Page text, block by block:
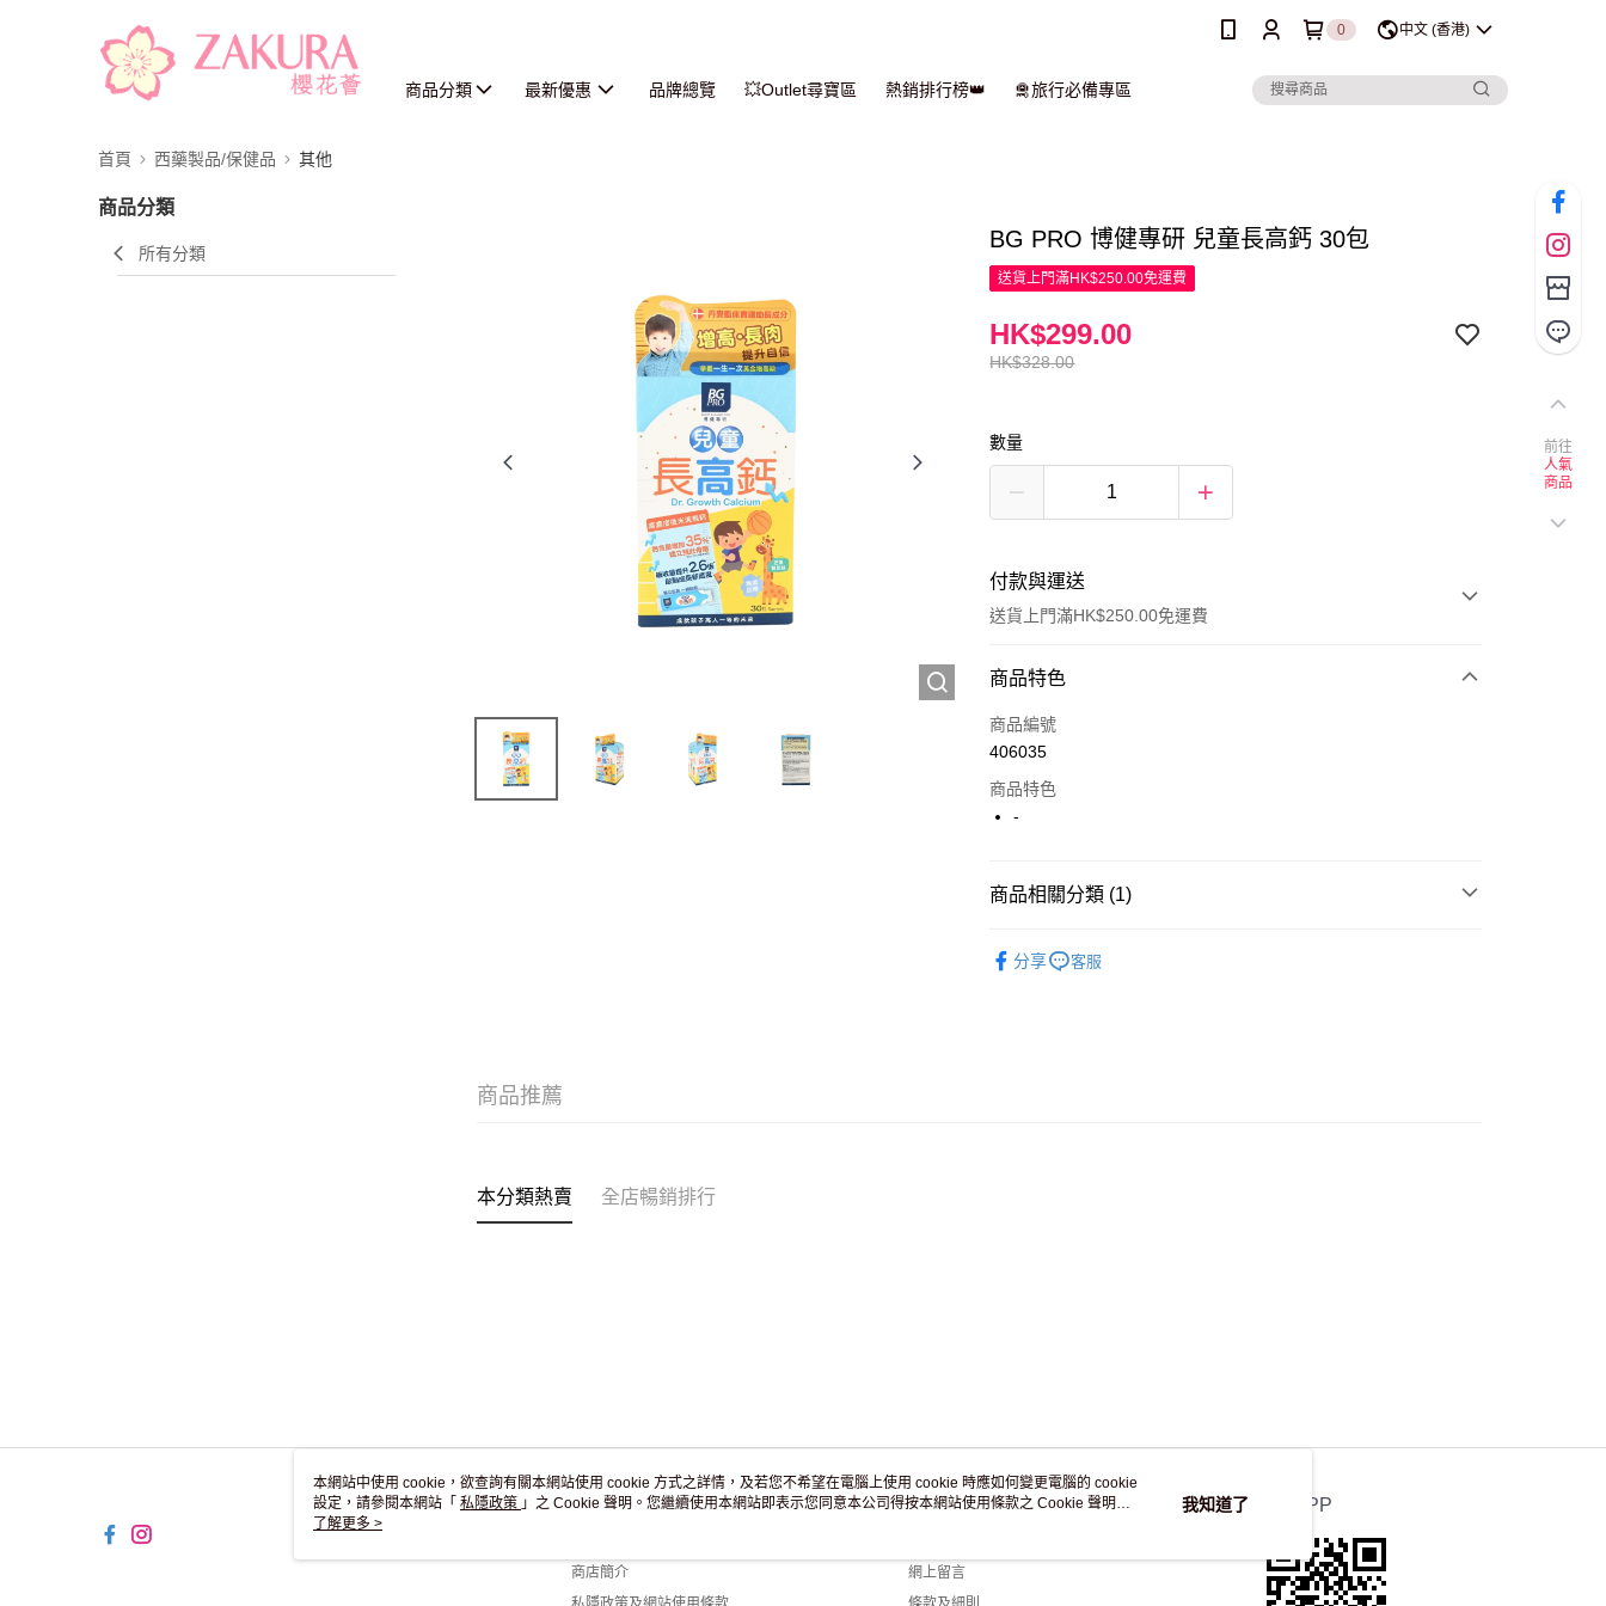
0 中文 (香港)
商品分類 最新優惠 品牌總覽 💥Outlet尋寶區 熱銷排行榜👑 🛅旅行必備專區
首頁 西藥製品/保健品 其他
商品分類
所有分類
BG PRO 博健專研 兒童長高鈣 30包
送貨上門滿HK$250.00免運費
HK$328.00
HK$299.00
數量
付款與運送
送貨上門滿HK$250.00免運費
付款方式
信用卡
JD京東物流，訂單確認發貨後2-4個工作天送達
商品特色
商品編號
406035
商品特色
-
商品相關分類 (1)
分享
客服
商品推薦
本分類熱賣 全店暢銷排行
關於我們
商店簡介
客戶服務
網上留言
官方APP
前往
人氣
商品
本網站中使用 cookie，欲查詢有關本網站使用 cookie 方式之詳情，及若您不希望在電腦上使用 cookie 時應如何變更電腦的 cookie
設定，請參閱本網站「 私隱政策 」之 Cookie 聲明。您繼續使用本網站即表示您同意本公司得按本網站使用條款之 Cookie 聲明使
用 cookie。
了解更多 >
我知道了